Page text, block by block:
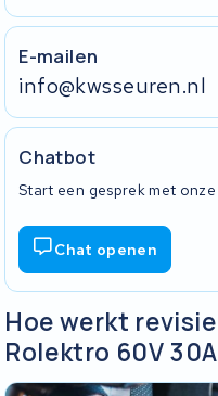
E-mailen
info@kwsseuren.nl
Chatbot
Start een gesprek met onze
Chat openen
Hoe werkt
Rolektro 60V